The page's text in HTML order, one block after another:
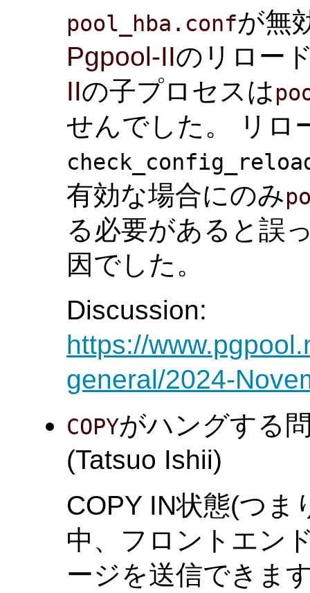
pool_hba.confが無
Pgpool-IIのリロー
IIの子プロセスは
せんでした。 リロ
有効な場合にのみ
る必要があると誤
因でした。
Discussion:
https://
general/2024-
COPYがハングする
(Tatsuo Ishii)
COPY IN状態(つま
中、フロントエン
ージを送信できま